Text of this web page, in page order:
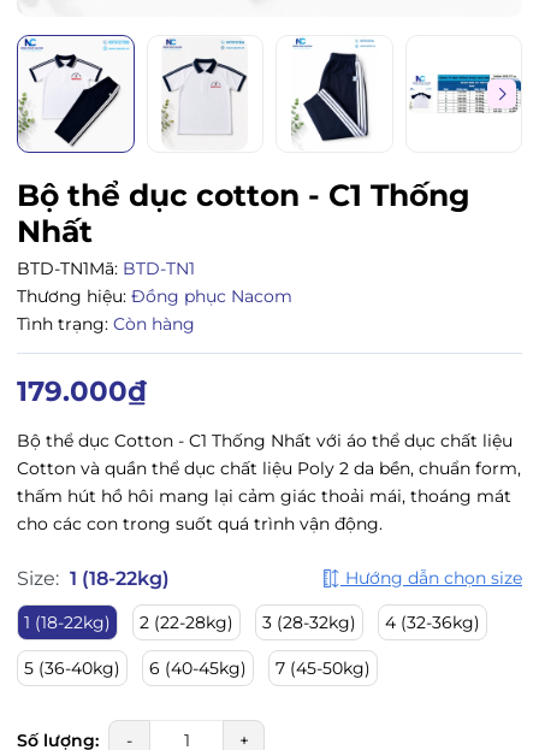
Bộ thể dục cotton - C1 Thống
Nhất
BTD-TN1Mã: BTD-TN1
Thương hiệu: Đồng phục Nacom
Tình trạng: Còn hàng
179.000₫
Bộ thể dục Cotton - C1 Thống Nhất với áo thể dục chất liệu
Cotton và quần thể dục chất liệu Poly 2 da bền, chuẩn form,
thấm hút hồ hôi mang lại cảm giác thoải mái, thoáng mát
cho các con trong suốt quá trình vận động.
Size: 1 (18-22kg) Hướng dẫn chọn size
1 (18-22kg) 2 (22-28kg) 3 (28-32kg) 4 (32-36kg)
5 (36-40kg) 6 (40-45kg) 7 (45-50kg)
Số lượng: - +